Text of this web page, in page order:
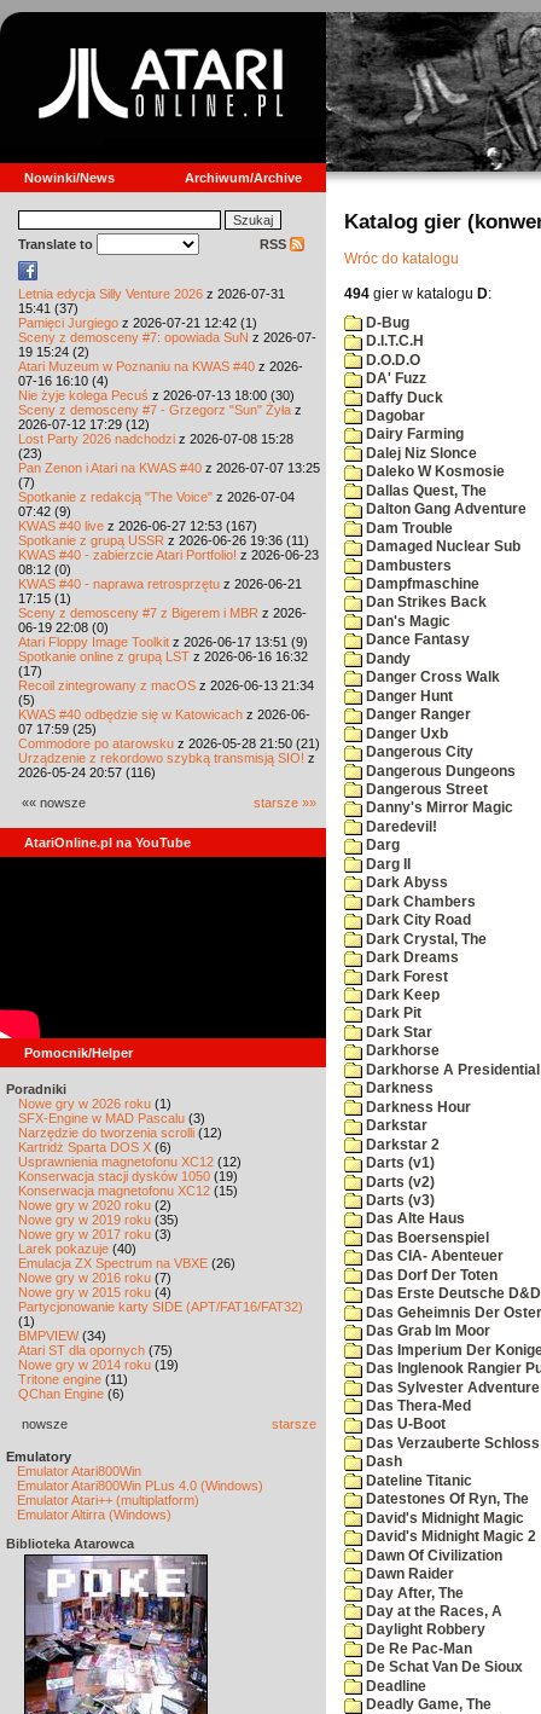
Nowinki/News Archiwum/Archive
Translate to RSS
Letnia edycja Silly Venture 2026 z 2026-07-31
15:41 (37)
Pamięci Jurgiego z 2026-07-21 12:42 (1)
Sceny z demosceny #7: opowiada SuN z 2026-07-
19 15:24 (2)
Atari Muzeum w Poznaniu na KWAS #40 z 2026-
07-16 16:10 (4)
Nie żyje kolega Pecuś z 2026-07-13 18:00 (30)
Sceny z demosceny #7 - Grzegorz "Sun" Żyła z
2026-07-12 17:29 (12)
Lost Party 2026 nadchodzi z 2026-07-08 15:28
(23)
Pan Zenon i Atari na KWAS #40 z 2026-07-07 13:25
(7)
Spotkanie z redakcją "The Voice" z 2026-07-04
07:42 (9)
KWAS #40 live z 2026-06-27 12:53 (167)
Spotkanie z grupą USSR z 2026-06-26 19:36 (11)
KWAS #40 - zabierzcie Atari Portfolio! z 2026-06-23
08:12 (0)
KWAS #40 - naprawa retrosprzętu z 2026-06-21
17:15 (1)
Sceny z demosceny #7 z Bigerem i MBR z 2026-
06-19 22:08 (0)
Atari Floppy Image Toolkit z 2026-06-17 13:51 (9)
Spotkanie online z grupą LST z 2026-06-16 16:32
(17)
Recoil zintegrowany z macOS z 2026-06-13 21:34
(5)
KWAS #40 odbędzie się w Katowicach z 2026-06-
07 17:59 (25)
Commodore po atarowsku z 2026-05-28 21:50 (21)
Urządzenie z rekordowo szybką transmisją SIO! z
2026-05-24 20:57 (116)
«« nowsze starsze »»
AtariOnline.pl na YouTube
Pomocnik/Helper
Poradniki
Nowe gry w 2026 roku (1)
SFX-Engine w MAD Pascalu (3)
Narzędzie do tworzenia scrolli (12)
Kartridż Sparta DOS X (6)
Usprawnienia magnetofonu XC12 (12)
Konserwacja stacji dysków 1050 (19)
Konserwacja magnetofonu XC12 (15)
Nowe gry w 2020 roku (2)
Nowe gry w 2019 roku (35)
Nowe gry w 2017 roku (3)
Larek pokazuje (40)
Emulacja ZX Spectrum na VBXE (26)
Nowe gry w 2016 roku (7)
Nowe gry w 2015 roku (4)
Partycjonowanie karty SIDE (APT/FAT16/FAT32)
(1)
BMPVIEW(34)
Atari ST dla opornych (75)
Nowe gry w 2014 roku (19)
Tritone engine (11)
QChan Engine (6)
nowsze starsze
Emulatory
Emulator Atari800Win
Emulator Atari800Win PLus 4.0 (Windows)
Emulator Atari++ (multiplatform)
Emulator Altirra (Windows)
Biblioteka Atarowca
Katalog gier
Wróc do katalogu
494 gier w katalogu D:
D-Bug
D.I.T.C.H
D.O.D.O
DA' Fuzz
Daffy Duck
Dagobar
Dairy Farming
Dalej Niz Slonce
Daleko W Kosmosie
Dallas Quest, The
Dalton Gang Adventure
Dam Trouble
Damaged Nuclear Sub
Dambusters
Dampfmaschine
Dan Strikes Back
Dan's Magic
Dance Fantasy
Dandy
Danger Cross Walk
Danger Hunt
Danger Ranger
Danger Uxb
Dangerous City
Dangerous Dungeons
Dangerous Street
Danny's Mirror Magic
Daredevil!
Darg
Darg II
Dark Abyss
Dark Chambers
Dark City Road
Dark Crystal, The
Dark Dreams
Dark Forest
Dark Keep
Dark Pit
Dark Star
Darkhorse
Darkhorse A
Darkness
Darkness Hour
Darkstar
Darkstar 2
Darts (v1)
Darts (v2)
Darts (v3)
Das Alte Haus
Das Boersenspiel
Das CIA- Abenteuer
Das Dorf Der Toten
Das Erste Deutsche
Das Geheimnis Der
Das Grab Im Moor
Das Imperium Der
Das Inglenook Rangier
Das Sylvester Adventure
Das Thera-Med
Das U-Boot
Das Verzauberte Schloss
Dash
Dateline Titanic
Datestones Of Ryn, The
David's Midnight Magic
David's Midnight Magic 2
Dawn Of Civilization
Dawn Raider
Day After, The
Day at the Races, A
Daylight Robbery
De Re Pac-Man
De Schat Van De Sioux
Deadline
Deadly Game, The